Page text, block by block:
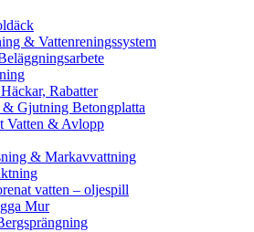
& Vattenreningssystem
Rabatter
Gjutning Betongplatta
Vatten & Avlopp
& Markavvattning
vatten – oljespill
Mur